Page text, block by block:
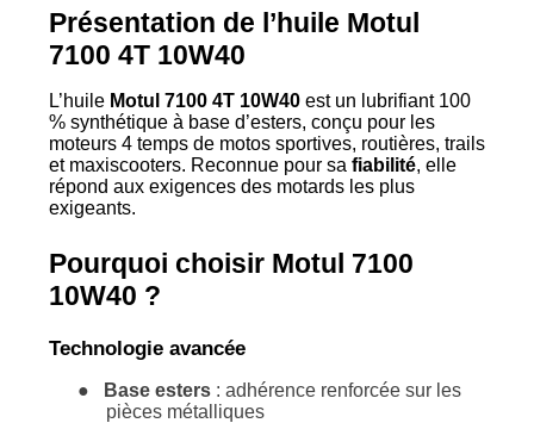
Présentation de l’huile Motul
7100 4T 10W40
L’huile Motul 7100 4T 10W40est un lubrifiant 100
% synthétique à base d’esters, conçu pour les
moteurs 4 temps de motos sportives, routières, trails
et maxiscooters. Reconnue pour sa fiabilité, elle
répond aux exigences des motards les plus
exigeants.
Pourquoi choisir Motul 7100
10W40 ?
Technologie avancée
● Base esters: adhérence renforcée sur les
pièces métalliques